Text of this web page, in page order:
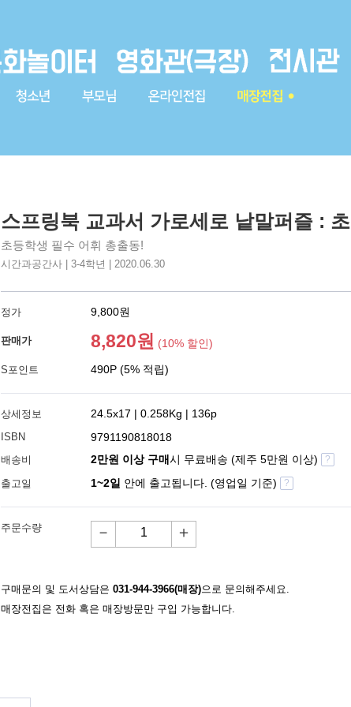
스프링북 교과서 가로세로 낱말퍼즐 :
초등학생 필수 어휘 총출동!
시간과공간사 | 3-4학년 | 2020.06.30
정가 9,800원
판매가 8,820원 (10% 할인)
S포인트 490P (5% 적립)
상세정보 24.5x17 | 0.258Kg | 136p
ISBN 9791190818018
배송비 2만원 이상 구매시 무료배송 (제주 5만원 이상) ?
출고일 1~2일 안에 출고됩니다. (영업일 기준) ?
주문수량 － ＋
구매문의 및 도서상담은 031-944-3966(매장)으로 문의해주세요.
매장전집은 전화 혹은 매장방문만 구입 가능합니다.